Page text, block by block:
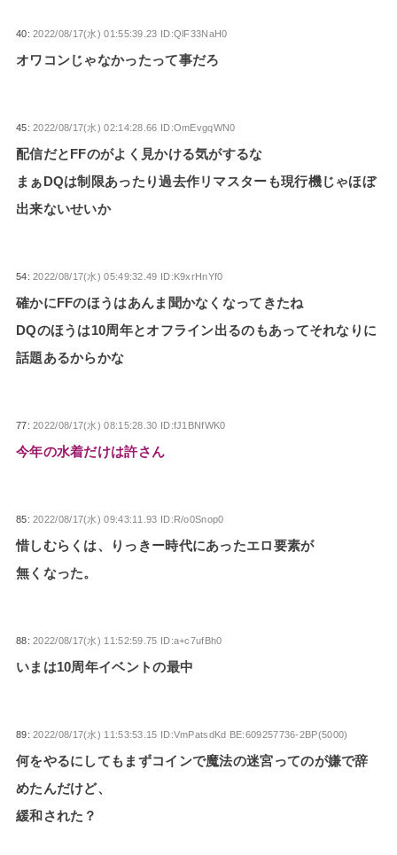
40:2022/08/17(水) 01:55:39.23 ID:QlF33NaH0
オワコンじゃなかったって事だろ
45:2022/08/17(水) 02:14:28.66 ID:OmEvgqWN0
配信だとFFのがよく見かける気がするな
まぁDQは制限あったり過去作リマスターも現行機じゃほぼ
出来ないせいか
54:2022/08/17(水) 05:49:32.49 ID:K9xrHnYf0
確かにFFのほうはあんま聞かなくなってきたね
DQのほうは10周年とオフライン出るのもあってそれなりに
話題あるからかな
77:2022/08/17(水) 08:15:28.30 ID:fJ1BNfWK0
今年の水着だけは許さん
85:2022/08/17(水) 09:43:11.93 ID:R/o0Snop0
惜しむらくは、りっきー時代にあったエロ要素が
無くなった。
88:2022/08/17(水) 11:52:59.75 ID:a+c7ufBh0
いまは10周年イベントの最中
89:2022/08/17(水) 11:53:53.15 ID:VmPatsdKd BE:609257736-2BP(5000)
何をやるにしてもまずコインで魔法の迷宮ってのが嫌で辞
めたんだけど、
緩和された？